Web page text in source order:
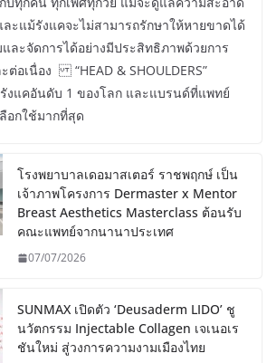
ะแม้รังแคจะไม่สามารถรักษาให้หายขาดได้
ละจัดการได้อย่างมีประสิทธิภาพด้วยการ
ต่อเนื่อง “HEAD & SHOULDERS”
แคอันดับ 1 ของโลก และแบรนด์ที่แพทย์
อกใช้มากที่สุด
โรงพยาบาลเดอมาสเตอร์ ราชพฤกษ์ เป็น
เจ้าภาพโครงการ Dermaster x Mentor
Breast Aesthetics Masterclass ต้อนรับ
คณะแพทย์จากนานาประเทศ
07/07/2026
SUNMAX เปิดตัว ‘Deusaderm LIDO’ ชู
นวัตกรรม Injectable Collagen เจเนอเร
ชันใหม่ สู่วงการความงามเมืองไทย